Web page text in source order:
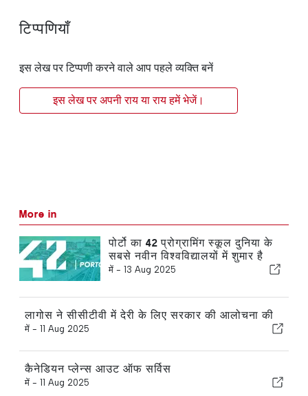
टिप्पणियाँ
इस लेख पर टिप्पणी करने वाले आप पहले व्यक्ति बनें
इस लेख पर अपनी राय या राय हमें भेजें।
More in
पोर्टो का 42 प्रोग्रामिंग स्कूल दुनिया के
सबसे नवीन विश्वविद्यालयों में शुमार है
में - 13 Aug 2025
लागोस ने सीसीटीवी में देरी के लिए सरकार की आलोचना की
में - 11 Aug 2025
कैनेडियन प्लेन्स आउट ऑफ सर्विस
में - 11 Aug 2025